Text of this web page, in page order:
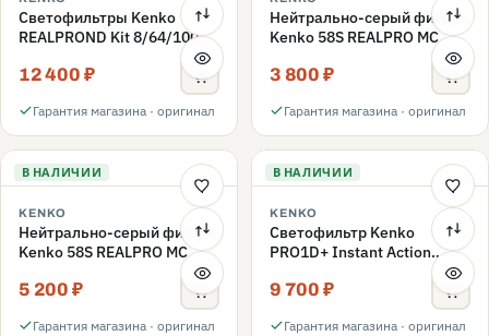
Светофильтры Kenko
REALPROND Kit 8/64/1000
12 400 ₽
Гарантия магазина · оригинал
Нейтрально-серый фильтр
Kenko 58S REALPRO MC
3 800 ₽
Гарантия магазина · оригинал
В НАЛИЧИИ
KENKO
Нейтрально-серый фильтр
Kenko 58S REALPRO MC
5 200 ₽
Гарантия магазина · оригинал
В НАЛИЧИИ
KENKO
Светофильтр Kenko
PRO1D+ Instant Action
Variable NDX3-450+C-PLS
переменной плотности
9 700 ₽
Гарантия магазина · оригинал